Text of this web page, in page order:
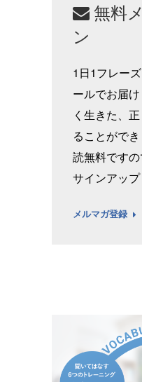
無料
ン
1日1フレー
ールでお届
く生きた、
ることがで
読無料です
サインアップ
メルマガ登録